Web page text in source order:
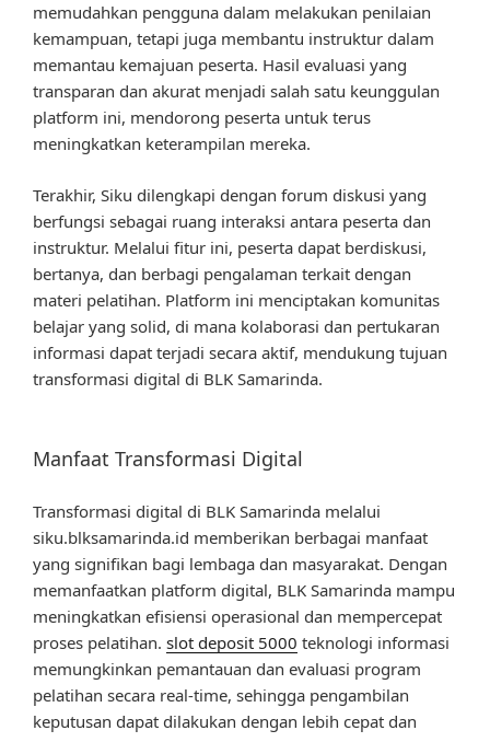
memudahkan pengguna dalam melakukan penilaian
kemampuan, tetapi juga membantu instruktur dalam
memantau kemajuan peserta. Hasil evaluasi yang
transparan dan akurat menjadi salah satu keunggulan
platform ini, mendorong peserta untuk terus
meningkatkan keterampilan mereka.
Terakhir, Siku dilengkapi dengan forum diskusi yang
berfungsi sebagai ruang interaksi antara peserta dan
instruktur. Melalui fitur ini, peserta dapat berdiskusi,
bertanya, dan berbagi pengalaman terkait dengan
materi pelatihan. Platform ini menciptakan komunitas
belajar yang solid, di mana kolaborasi dan pertukaran
informasi dapat terjadi secara aktif, mendukung tujuan
transformasi digital di BLK Samarinda.
Manfaat Transformasi Digital
Transformasi digital di BLK Samarinda melalui
siku.blksamarinda.id memberikan berbagai manfaat
yang signifikan bagi lembaga dan masyarakat. Dengan
memanfaatkan platform digital, BLK Samarinda mampu
meningkatkan efisiensi operasional dan mempercepat
proses pelatihan. slot deposit 5000 teknologi informasi
memungkinkan pemantauan dan evaluasi program
pelatihan secara real-time, sehingga pengambilan
keputusan dapat dilakukan dengan lebih cepat dan